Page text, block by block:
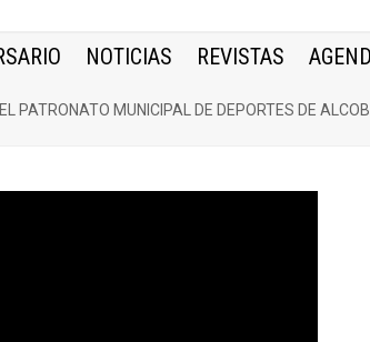
NOTICIAS REVISTAS
PATRONATO MUNICIPAL DE DEPORTES DE